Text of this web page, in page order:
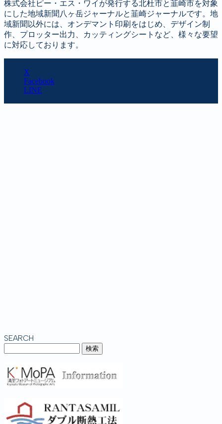
株式会社ピー・エス・ワイが発行する北杜市と韮崎市を対象
にした地域新聞八ヶ岳ジャーナルと韮崎ジャーナルです。地
域新聞以外には、オンデマント印刷をはじめ、デザイン制
作、プロッター出力、カッティングシートなど、様々な要望
に対応しております。
X
Facebook
LINE
SEARCH